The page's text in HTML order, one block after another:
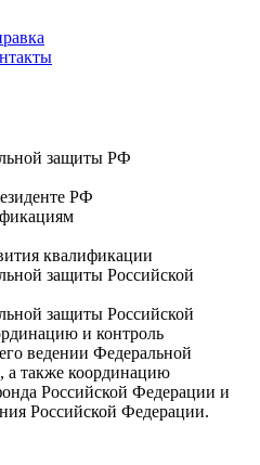
защиты РФ
РФ
квалификации
защиты Российской
защиты Российской
и контроль
ведении Федеральной
а также координацию
Российской Федерации и
Российской Федерации.